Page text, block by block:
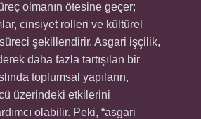
olmanın ötesine geçer;
cinsiyet rolleri ve kültürel
şekillendirir. Asgari işçilik,
daha fazla tartışılan bir
toplumsal yapıların,
üzerindeki etkilerini
olabilir. Peki, “asgari